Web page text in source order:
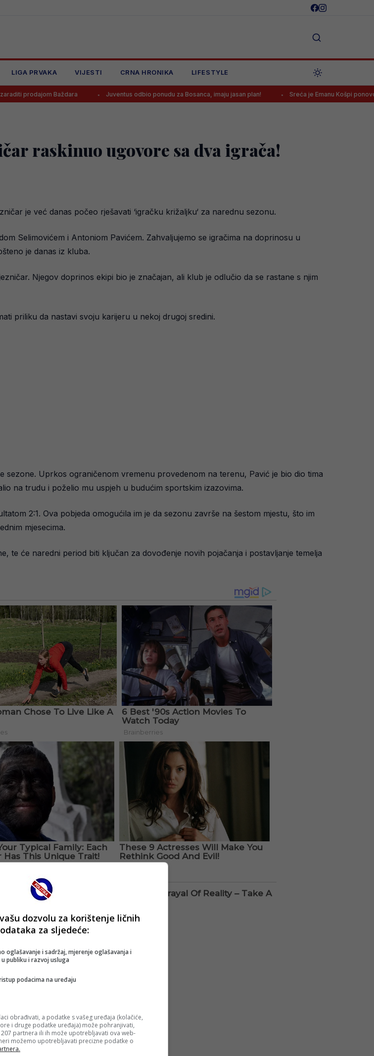
LIGA PRVAKA VIJESTI CRNA HRONIKA LIFESTYLE
Baždara Juventus odbio ponudu za Bosanca, imaju jasan plan! Sreća je Emanu Košpi ponovo okrenula
raskinuo ugovore sa dva igrača!
je već danas počeo rješavati ‘igračku križaljku‘ za narednu sezonu.
Selimovićem i Antoniom Pavićem. Zahvaljujemo se igračima na doprinosu u
je danas iz kluba.
Njegov doprinos ekipi bio je značajan, ali klub je odlučio da se rastane s njim
priliku da nastavi svoju karijeru u nekoj drugoj sredini.
sezone. Uprkos ograničenom vremenu provedenom na terenu, Pavić je bio dio tima
na trudu i poželio mu uspjeh u budućim sportskim izazovima.
2:1. Ova pobjeda omogućila im je da sezonu završe na šestom mjestu, što im
mjesecima.
te će naredni period biti ključan za dovođenje novih pojačanja i postavljanje temelja
dozvolu za korištenje ličnih
za sljedeće:
oglašavanje i sadržaj, mjerenje oglašavanja i
publiku i razvoj usluga
podacima na uređaju
obrađivati, a podatke s vašeg uređaja (kolačiće,
i druge podatke uređaja) može pohranjivati,
partnera ili ih može upotrebljavati ova web-
možemo upotrebljavati precizne podatke o